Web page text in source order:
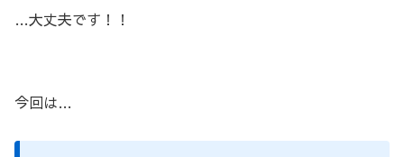
…大丈夫です！！
今回は…